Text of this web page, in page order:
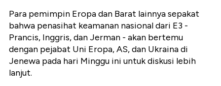
Para pemimpin Eropa dan Barat lainnya sepakat
bahwa penasihat keamanan nasional dari E3 -
Prancis, Inggris, dan Jerman - akan bertemu
dengan pejabat Uni Eropa, AS, dan Ukraina di
Jenewa pada hari Minggu ini untuk diskusi lebih
lanjut.